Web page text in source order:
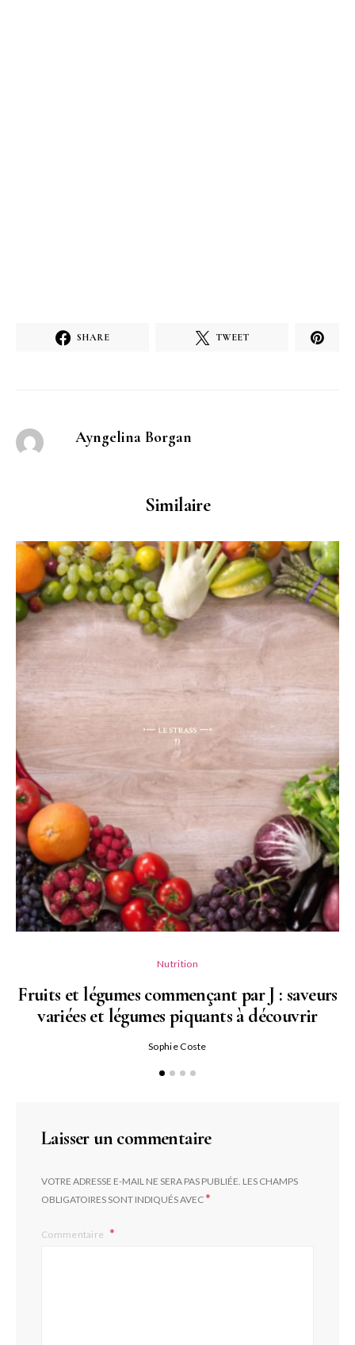
SHARE TWEET
Ayngelina Borgan
Similaire
Nutrition
Fruits et légumes commençant par J : saveurs
variées et légumes piquants à découvrir
Sophie Coste
Laisser un commentaire
VOTRE ADRESSE E-MAIL NE SERA PAS PUBLIÉE. LES CHAMPS
OBLIGATOIRES SONT INDIQUÉS AVEC*
Commentaire